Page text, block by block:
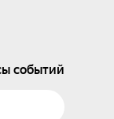
событий